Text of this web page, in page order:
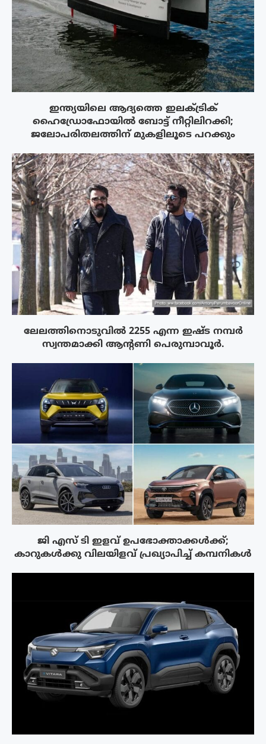
ഇന്ത്യയിലെ ആദ്യത്തെ ഇലക്ട്രിക്
ഹൈഡ്രോഫോയിൽ ബോട്ട് നീറ്റിലിറക്കി;
ജലോപരിതലത്തിന് മുകളിലൂടെ പറക്കും
ലേലത്തിനൊടുവില്‍ 2255 എന്ന ഇഷ്ട നമ്പര്‍
സ്വന്തമാക്കി ആന്റണി പെരുമ്പാവൂര്‍.
ജി എസ് ടി ഇളവ് ഉപഭോക്താക്കൾക്ക്;
കാറുകൾക്കു വിലയിളവ് പ്രഖ്യാപിച്ച് കമ്പനികൾ